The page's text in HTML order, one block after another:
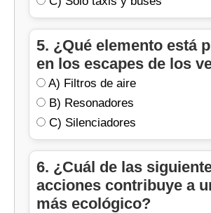
5. ¿Qué elemento está
en los escapes de los
A) Filtros de aire
B) Resonadores
C) Silenciadores
6. ¿Cuál de las
acciones contribuye a
más ecológico?